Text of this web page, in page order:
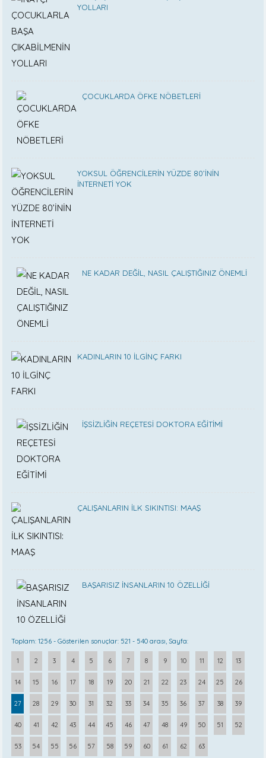
YOLLARI
ÇOCUKLARDA ÖFKE NÖBETLERİ
YOKSUL ÖĞRENCİLERİN YÜZDE 80’İNİN
İNTERNETİ YOK
NE KADAR DEĞİL, NASIL ÇALIŞTIĞINIZ ÖNEMLİ
KADINLARIN 10 İLGİNÇ FARKI
İŞSİZLİĞİN REÇETESİ DOKTORA EĞİTİMİ
ÇALIŞANLARIN İLK SIKINTISI: MAAŞ
BAŞARISIZ İNSANLARIN 10 ÖZELLİĞİ
Toplam: 1256 - Gösterilen sonuçlar: 521 - 540 arası, Sayfa:
1 2 3 4 5 6 7 8 9 10 11 12 13
14 15 16 17 18 19 20 21 22 23 24 25 26
27 28 29 30 31 32 33 34 35 36 37 38 39
40 41 42 43 44 45 46 47 48 49 50 51 52
53 54 55 56 57 58 59 60 61 62 63